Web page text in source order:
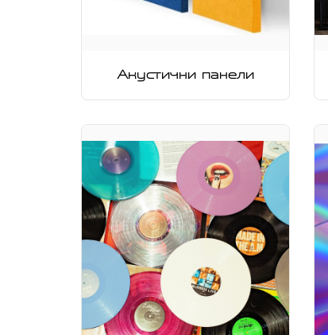
Акустични панели